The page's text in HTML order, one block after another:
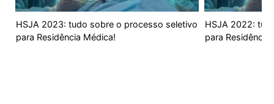
HSJA 2023: tudo sobre o processo seletivo
para Residência Médica!
HSJA 2022:
para Residência